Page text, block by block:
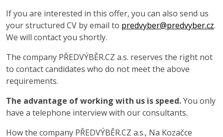
If you are interested in this offer, you can also send us
your structured CV by email to predvyber@predvyber.cz.
We will contact you shortly.
The company PŘEDVÝBĚR.CZ a.s. reserves the right not
to contact candidates who do not meet the above
requirements.
The advantage of working with us is speed.You only
have a telephone interview with our consultants.
How the company PŘEDVÝBĚR.CZ a.s., Na Kozačce